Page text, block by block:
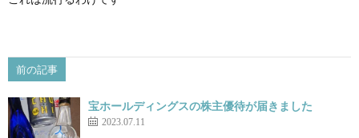
前の記事
宝ホールディングスの株主優待が届きました
2023.07.11